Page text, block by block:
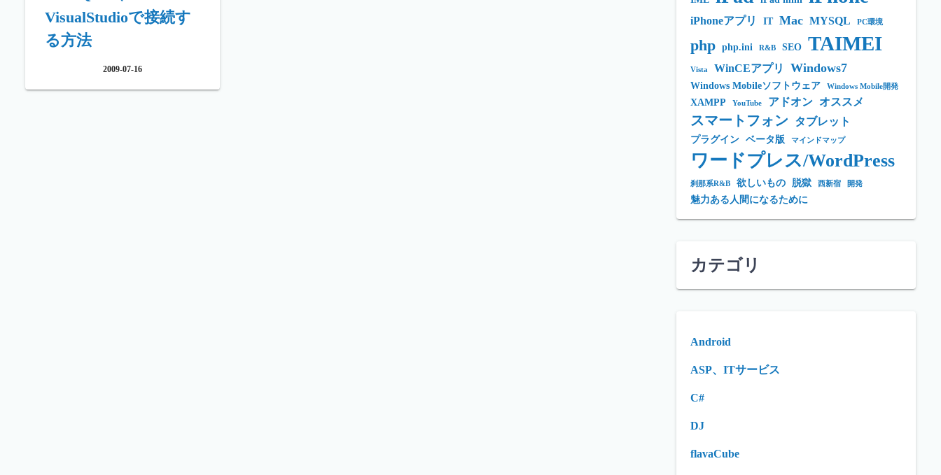
VisualStudioで接続す
る方法
2009-07-16
iPhoneアプリ IT Mac MYSQL PC環境
php php.ini R&B SEO TAIMEI
Vista WinCEアプリ Windows7
Windows Mobileソフトウェア Windows Mobile開発
XAMPP YouTube アドオン オススメ
スマートフォン タブレット
プラグイン ベータ版 マインドマップ
ワードプレス/WordPress
刹那系R&B 欲しいもの 脱獄 西新宿 開発
魅力ある人間になるために
カテゴリ
Android
ASP、ITサービス
C#
DJ
flavaCube